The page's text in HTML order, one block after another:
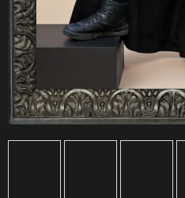
D
O
P
O
R
U
Č
U
J
E